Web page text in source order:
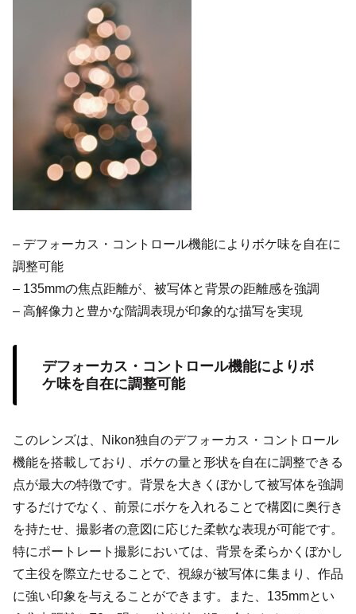
– デフォーカス・コントロール機能によりボケ味を自在に
調整可能
– 135mmの焦点距離が、被写体と背景の距離感を強調
– 高解像力と豊かな階調表現が印象的な描写を実現
デフォーカス・コントロール機能によりボ
ケ味を自在に調整可能
このレンズは、Nikon独自のデフォーカス・コントロール
機能を搭載しており、ボケの量と形状を自在に調整できる
点が最大の特徴です。背景を大きくぼかして被写体を強調
するだけでなく、前景にボケを入れることで構図に奥行き
を持たせ、撮影者の意図に応じた柔軟な表現が可能です。
特にポートレート撮影においては、背景を柔らかくぼかし
て主役を際立たせることで、視線が被写体に集まり、作品
に強い印象を与えることができます。また、135mmとい